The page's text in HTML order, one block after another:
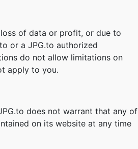
of data or profit, or due to
or a JPG.to authorized
do not allow limitations on
apply to you.
does not warrant that any of
on its website at any time